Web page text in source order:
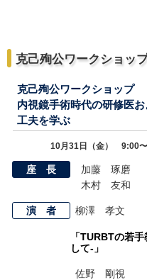
克己殉公ワークショッ
克己殉公ワークショップ
内視鏡手術時代の研修医
工夫を学ぶ
10月31日（金） 9:00
座 長 加藤 琢磨
木村 友和
演 者 柳澤 孝文
「TURBTの若
して-」
佐野 剛視